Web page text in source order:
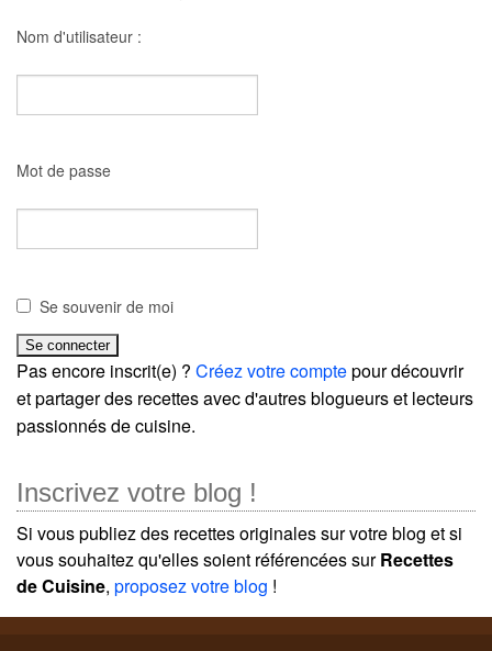
Nom d'utilisateur :
Mot de passe
Se souvenir de moi
Pas encore inscrit(e) ? Créez votre comptepour découvrir
et partager des recettes avec d'autres blogueurs et lecteurs
passionnés de cuisine.
Inscrivez votre blog !
Si vous publiez des recettes originales sur votre blog et si
vous souhaitez qu'elles soient référencées surRecettes
de Cuisine, proposez votre blog !